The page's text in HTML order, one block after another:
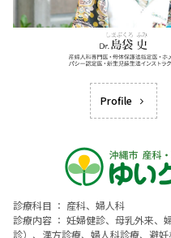
Profile
診療科目 ： 産科、婦人科
診療内容 ： 妊婦健診、母乳外来、
診）、漢方診療、婦人科診療、避